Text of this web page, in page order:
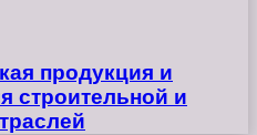
продукция и
строительной и